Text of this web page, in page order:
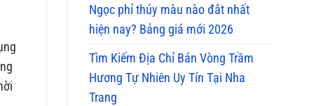
Ngọc phỉ thúy màu nào đắt nhất
hiện nay? Bảng giá mới 2026
Tìm Kiếm Địa Chỉ Bán Vòng Trầm
Hương Tự Nhiên Uy Tín Tại Nha
Trang